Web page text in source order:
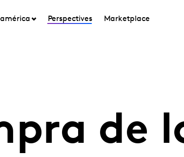
Perspectives Marketplace
de